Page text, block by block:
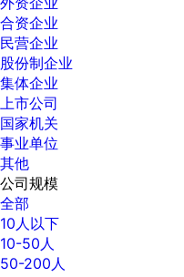
合资企业
民营企业
股份制企业
集体企业
上市公司
国家机关
事业单位
其他
公司规模
全部
10人以下
10-50人
50-200人